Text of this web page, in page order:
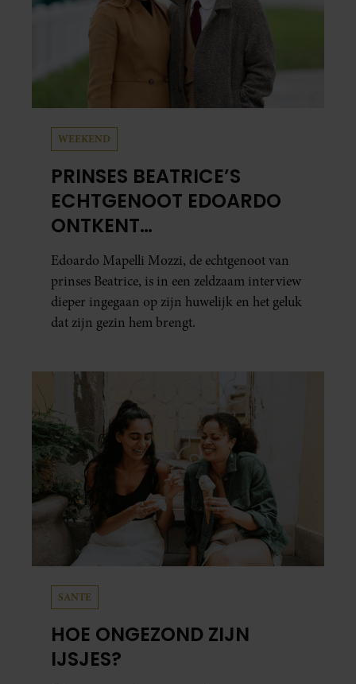
WEEKEND
PRINSES BEATRICE’S
ECHTGENOOT EDOARDO
ONTKENT
HUWELIJKSPROBLEMEN
Edoardo Mapelli Mozzi, de echtgenoot van
prinses Beatrice, is in een zeldzaam interview
dieper ingegaan op zijn huwelijk en het geluk
dat zijn gezin hem brengt.
SANTE
HOE ONGEZOND ZIJN
IJSJES?